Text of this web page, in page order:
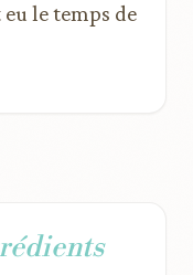
le temps de